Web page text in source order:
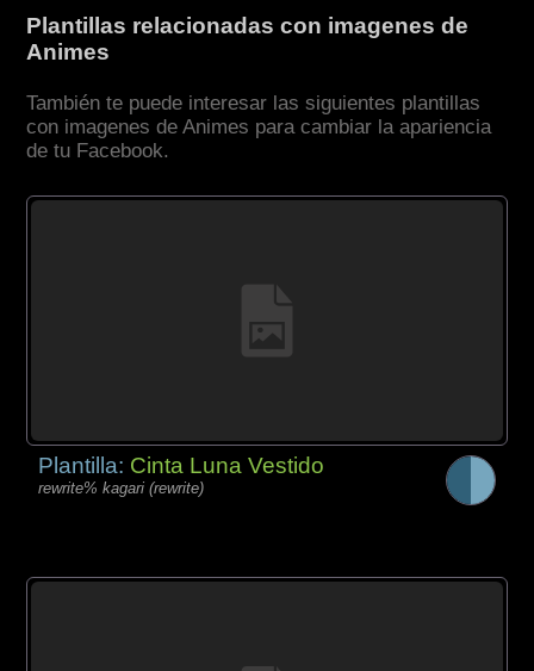
Plantillas relacionadas con imagenes de
Animes
También te puede interesar las siguientes plantillas
con imagenes de Animes para cambiar la apariencia
de tu Facebook.
Plantilla: Cinta Luna Vestido
rewrite% kagari (rewrite)